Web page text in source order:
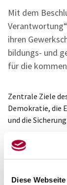
Diese
Mit dem
ihren
bildungs- und
für die
Zentrale Ziele
Demokratie, die
und die
„Bildung ist
Sie ist